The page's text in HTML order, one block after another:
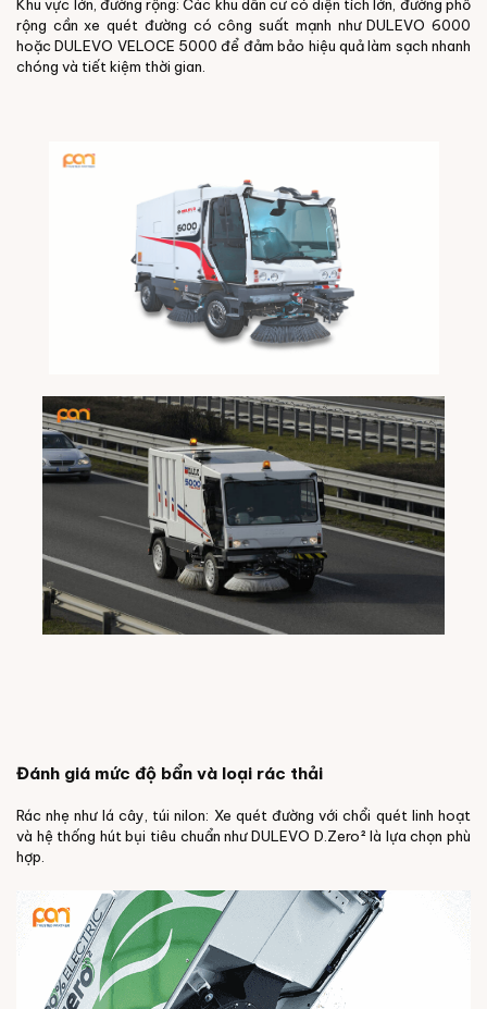
Khu vực lớn, đường rộng: Các khu dân cư có diện tích lớn, đường phố
rộng cần xe quét đường có công suất mạnh như DULEVO 6000
hoặc DULEVO VELOCE 5000 để đảm bảo hiệu quả làm sạch nhanh
chóng và tiết kiệm thời gian.
Đánh giá mức độ bẩn và loại rác thải
Rác nhẹ như lá cây, túi nilon: Xe quét đường với chổi quét linh hoạt
và hệ thống hút bụi tiêu chuẩn như DULEVO D.Zero² là lựa chọn phù
hợp.